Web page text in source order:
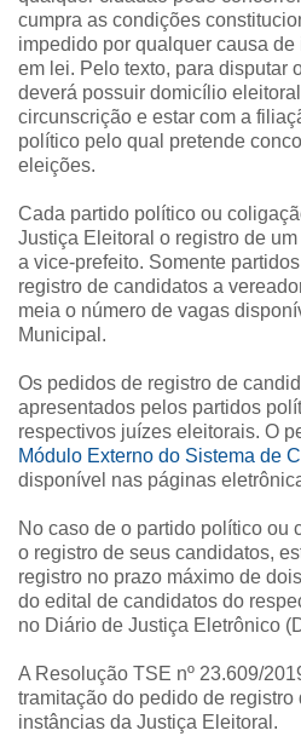
cumpra as condições
impedido por qualquer causa
em lei. Pelo texto, para disputar
deverá possuir domicílio
circunscrição e estar com a
político pelo qual pretende
eleições.
Cada partido político ou
Justiça Eleitoral o registro de
a vice-prefeito. Somente
registro de candidatos a
meia o número de vagas
Municipal.
Os pedidos de registro de
apresentados pelos partidos
respectivos juízes eleitorais. O
Módulo Externo do Sistema de
disponível nas páginas
No caso de o partido político ou
o registro de seus candidatos,
registro no prazo máximo de
do edital de candidatos do
no Diário de Justiça Eletrônico
A Resolução TSE nº 23.609/
tramitação do pedido de
instâncias da Justiça Eleitoral.